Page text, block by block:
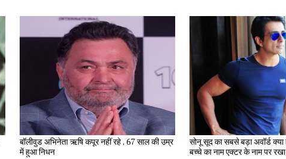
बॉलीवुड अभिनेता ऋषि कपूर नहीं रहे , 67 साल की उम्र
में हुआ निधन
सोनू सूद का सबसे बड़ा अवॉर्ड क्या है ? महिला ने अपने
बच्चे का नाम एक्टर के नाम पर रखा